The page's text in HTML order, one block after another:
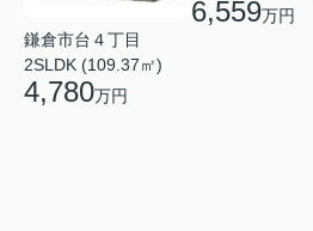
鎌倉市台４丁目
2SLDK (109.37㎡)
4,780万円
6,559万円